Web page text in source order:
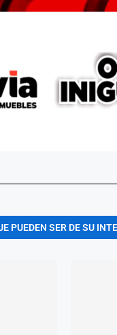
PUEDEN SER DE SU